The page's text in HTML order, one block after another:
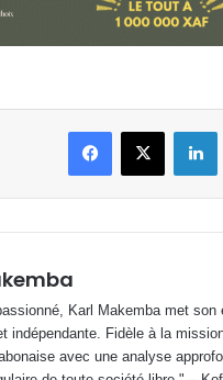
FacebookX
Karl Makemba met
indépendante. Fidèle à la
avec une analyse